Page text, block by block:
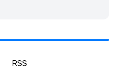
RSS